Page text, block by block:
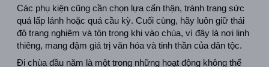
Các phụ kiện cũng cần chọn lựa cẩn thận, tránh trang sức
quá lấp lánh hoặc quá cầu kỳ. Cuối cùng, hãy luôn giữ thái
độ trang nghiêm và tôn trọng khi vào chùa, vì đây là nơi linh
thiêng, mang đậm giá trị văn hóa và tinh thần của dân tộc.
Đi chùa đầu năm là một trong những hoạt động không thể